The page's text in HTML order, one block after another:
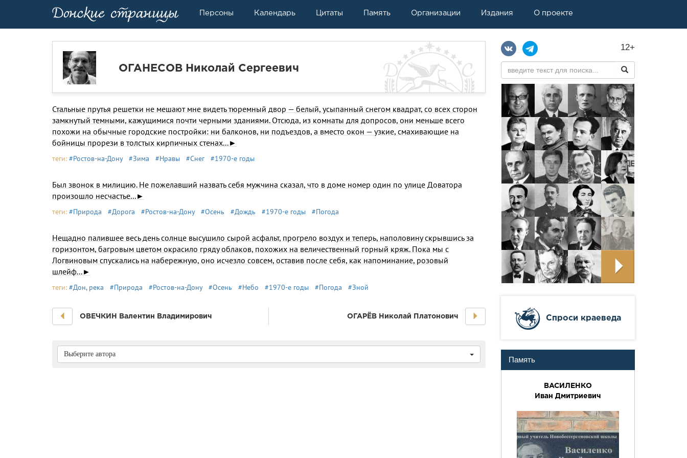
Персоны Календарь Цитаты Память Организации Издания О проекте
ОГАНЕСОВ Николай Сергеевич
Стальные прутья решетки не мешают мне видеть тюрем­ный двор — белый, усыпанный снегом квадрат, со всех сто­рон
замкнутый темными, кажущимися почти черными здани­ями. Отсюда, из комнаты для допросов, они меньше всего
похожи на обычные городские постройки: ни балконов, ни подъездов, а вместо окон — узкие, смахивающие на
бойницы прорези в толстых кирпичных стенах...►
теги: #Ростов-на-Дону #Зима #Нравы #Снег #1970-е годы
Был звонок в милицию. Не пожелавший назвать себя мужчина сказал, что в доме номер один по улице Дова­тора
произошло несчастье...►
теги: #Природа #Дорога #Ростов-на-Дону #Осень #Дождь #1970-е годы #Погода
Нещадно палившее весь день солнце высушило сырой асфальт, прогрело воздух и теперь, наполовину скрывшись за
горизонтом, багровым цветом окрасило гряду облаков, похожих на величественный горный кряж. Пока мы с
Логвиновым спускались на набережную, оно исчез­ло совсем, оставив после себя, как напоминание, розовый
шлейф...►
теги: #Дон, река #Природа #Ростов-на-Дону #Осень #Небо #1970-е годы #Погода #Зной
ОВЕЧКИН Валентин Владимирович ОГАРЁВ Николай Платонович
Выберите автора
12+
Cпроси краеведа
Память
ВАСИЛЕНКО
Иван Дмитриевич